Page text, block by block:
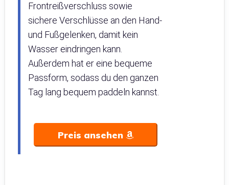
Frontreißverschluss sowie
sichere Verschlüsse an den Hand-
und Fußgelenken, damit kein
Wasser eindringen kann.
Außerdem hat er eine bequeme
Passform, sodass du den ganzen
Tag lang bequem paddeln kannst.
Preis ansehen